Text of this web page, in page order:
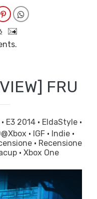
FRU
· E3 2014 · EldaStyle ·
· IGF · Indie ·
· Recensione
· Xbox One